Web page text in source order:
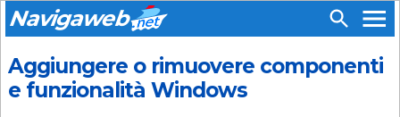
Navigaweb
HOME
SEGUICI
SU:
Aggiungere o rimuovere componenti
e funzionalità Windows